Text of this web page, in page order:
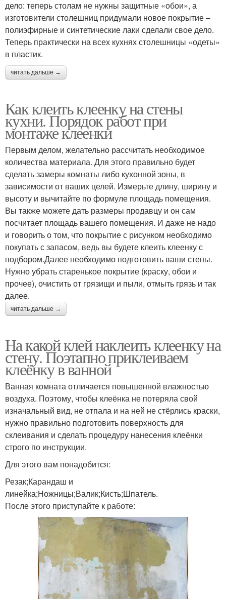
дело: теперь столам не нужны защитные «обои», а
изготовители столешниц придумали новое покрытие –
полиэфирные и синтетические лаки сделали свое дело.
Теперь практически на всех кухнях столешницы «одеты»
в пластик.
читать дальше →
Как клеить клеенку на стены
кухни. Порядок работ при
монтаже клеенки
Первым делом, желательно рассчитать необходимое
количества материала. Для этого правильно будет
сделать замеры комнаты либо кухонной зоны, в
зависимости от ваших целей. Измерьте длину, ширину и
высоту и вычитайте по формуле площадь помещения.
Вы также можете дать размеры продавцу и он сам
посчитает площадь вашего помещения. И даже не надо
и говорить о том, что покрытие с рисунком необходимо
покупать с запасом, ведь вы будете клеить клеенку с
подбором.Далее необходимо подготовить ваши стены.
Нужно убрать старенькое покрытие (краску, обои и
прочее), очистить от грязищи и пыли, отмыть грязь и так
далее.
читать дальше →
На какой клей наклеить клеенку на
стену. Поэтапно приклеиваем
клеёнку в ванной
Ванная комната отличается повышенной влажностью
воздуха. Поэтому, чтобы клеёнка не потеряла свой
изначальный вид, не отпала и на ней не стёрлись краски,
нужно правильно подготовить поверхность для
склеивания и сделать процедуру нанесения клеёнки
строго по инструкции.
Для этого вам понадобится:
Резак;Карандаш и
линейка;Ножницы;Валик;Кисть;Шпатель.
После этого приступайте к работе: